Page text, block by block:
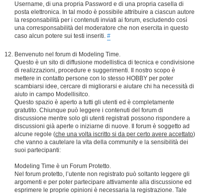
Username, di una propria Password e di una propria casella di
posta elettronica. In tal modo è possibile attribuire a ciascun autore
la responsabilità per i contenuti inviati ai forum, escludendo così
una corresponsabilità del moderatore che non esercita in questo
caso alcun potere sui testi inseriti. #
Benvenuto nel forum di Modeling Time.
Questo è un sito di diffusione modellistica di tecnica e condivisione
di realizzazioni, procedure e suggerimenti. Il nostro scopo è
mettere in contatto persone con lo stesso HOBBY per poter
scambiarsi idee, cercare di migliorarsi e aiutare chi ha necessità di
aiuto in campo Modellisitco.
Questo spazio è aperto a tutti gli utenti ed è completamente
gratutito. Chiunque può leggere i contenuti del forum di
discussione mentre solo gli utenti registrati possono rispondere a
discussioni già aperte o iniziarne di nuove. Il forum è soggetto ad
alcune regole (che una volta iscritto si da per certo avere accettato)
che vanno a cautelare la vita della community e la sensibilità dei
suoi partecipanti:
Modeling Time è un Forum Protetto.
Nel forum protetto, l’utente non registrato può soltanto leggere gli
argomenti e per poter partecipare attivamente alla discussione ed
esprimere le proprie opinioni è necessaria la registrazione. Tale